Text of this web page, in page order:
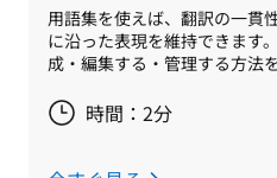
用語集を使えば、翻訳の一貫
に沿った表現を維持できます
成・編集する・管理する方法
時間：2分